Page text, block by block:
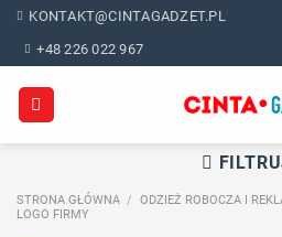
Skip
content
KONTAKT@CINTAGADZET.PL
+48 226 022 967
STRONA GŁÓWNA / ODZIEŻ ROBOCZA I
LOGO FIRMY